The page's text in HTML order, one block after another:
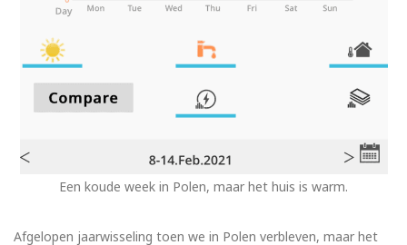
Een koude week in Polen, maar het huis is warm.
Afgelopen jaarwisseling toen we in Polen verbleven, maar het